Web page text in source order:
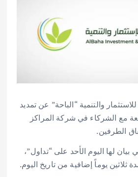
والتنمية “الباحة” عن تمديد
مع الشركاء في شركة المراكز
الطرفين.
لها اليوم الأحد على “تداول”،
ثلاثين يوماً إضافية من تاريخ اليوم.